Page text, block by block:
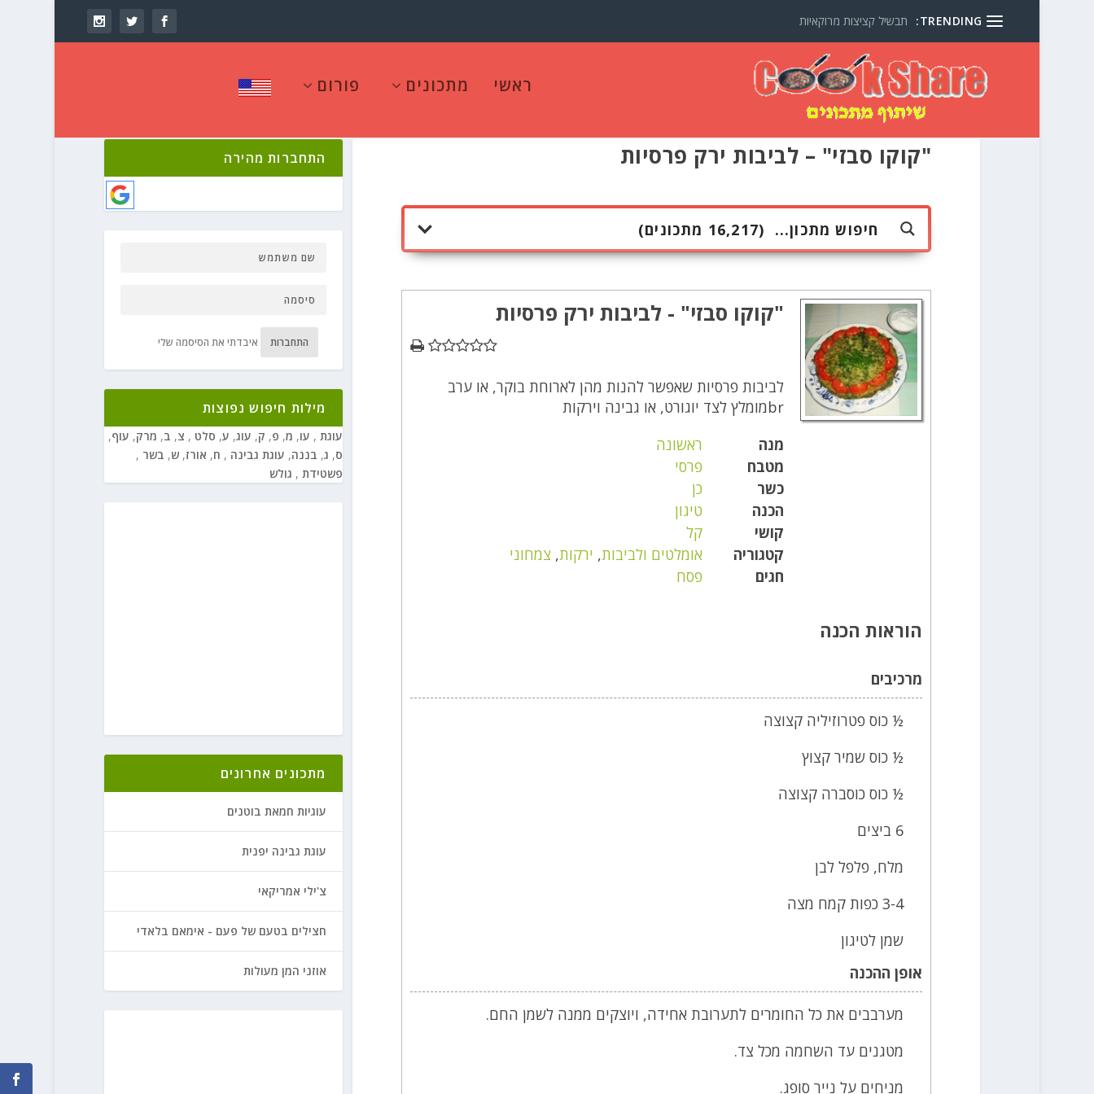
TRENDING: תבשיל קציצות מרוקאיות
ראשי מתכונים פורום
"קוקו סבזי" – לביבות ירק פרסיות
"קוקו סבזי" - לביבות ירק פרסיות
לביבות פרסיות שאפשר להנות מהן לארוחת בוקר, או ערב
brמומלץ לצד יוגורט, או גבינה וירקות
מנה
ראשונה
מטבח
פרסי
כשר
כן
הכנה
טיגון
קושי
קל
קטגוריה
אומלטים ולביבות, ירקות, צמחוני
חגים
פסח
הוראות הכנה
מרכיבים
½ כוס פטרוזיליה קצוצה
½ כוס שמיר קצוץ
½ כוס כוסברה קצוצה
6 ביצים
מלח, פלפל לבן
3-4 כפות קמח מצה
שמן לטיגון
אופן ההכנה
מערבבים את כל החומרים לתערובת אחידה, ויוצקים ממנה לשמן החם.
מטגנים עד השחמה מכל צד.
מניחים על נייר סופג.
התחברות מהירה
התחברות איבדתי את הסיסמה שלי
מילות חיפוש נפוצות
עוגת , עו, מ, פ, ק, עוג, ע, סלט , צ, ב, מרק, עוף,
ס, ג, בננה, עוגת גבינה , ח, אורז,ש, בשר ,
פשטידת , גולש
מתכונים אחרונים
עוגיות חמאת בוטנים
עוגת גבינה יפנית
צ'ילי אמריקאי
חצילים בטעם של פעם - אימאם בלאדי
אוזני המן מעולות